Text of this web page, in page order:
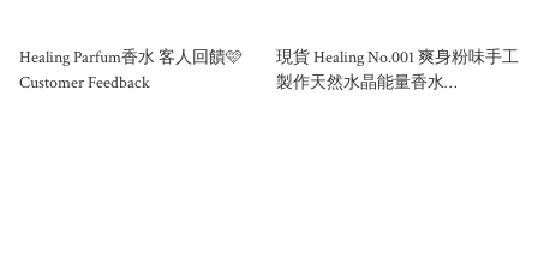
Healing Parfum香水 客人回饋🩷
Customer Feedback
現貨 Healing No.001 爽身粉味手工
製作天然水晶能量香水